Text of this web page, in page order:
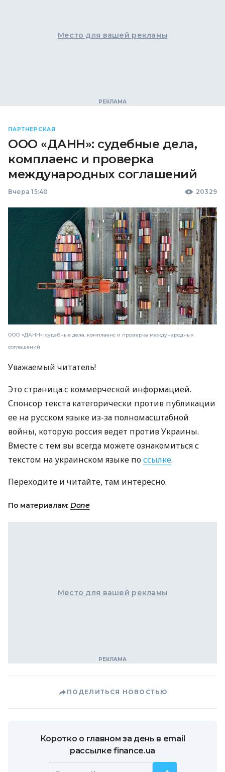
Место для вашей рекламы
ПАРТНЕРСКАЯ
ООО «ДАНН»: судебные дела,
комплаенс и проверка
международных соглашений
Вчера 15:40 20329
ООО «ДАНН»: судебные дела, комплаенс и проверка международных
соглашений
Уважаемый читатель!
Это страница с коммерческой информацией.
Спонсор текста категорически против публикации
ее на русском языке из-за полномасштабной
войны, которую россия ведет против Украины.
Вместе с тем вы всегда можете ознакомиться с
текстом на украинском языке поссылке.
Переходите и читайте, там интересно.
По материалам: Done
Место для вашей рекламы
ПОДЕЛИТЬСЯ НОВОСТЬЮ
Коротко о главном за день в email
рассылке finance.ua